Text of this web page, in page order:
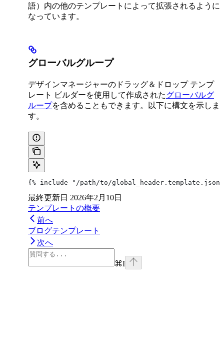
語）内の他のテンプレートによって拡張されるように
なっています。
グローバルグループ
デザインマネージャーのドラッグ＆ドロップ テンプ
レート ビルダーを使用して作成されたグローバルグ
ループを含めることもできます。以下に構文を示しま
す。
{% include "/path/to/global_header.template.json"
最終更新日 2026年2月10日
テンプレートの概要
前へ
ブログテンプレート
次へ
⌘I